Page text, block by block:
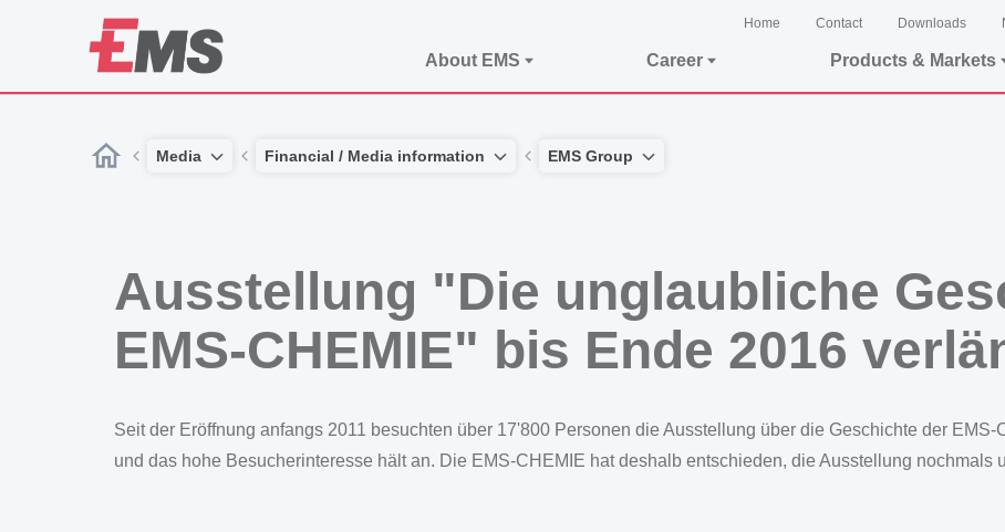
Home Contact Downloads
About EMS Career Products & Markets
Media Financial / Media information EMS Group
Ausstellung "Die unglaubliche
EMS-CHEMIE" bis Ende 2016
Seit der Eröffnung anfangs 2011 besuchten über 17'800 Personen die Ausstellung über die Geschichte der
und das hohe Besucherinteresse hält an. Die EMS-CHEMIE hat deshalb entschieden, die Ausstellung nochmals